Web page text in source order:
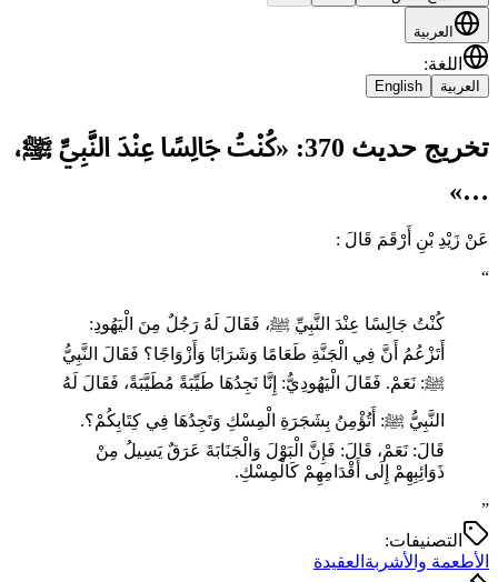
العربية
اللغة:
العربية English
تخريج حديث 370: «كُنْتُ جَالِسًا عِنْدَ النَّبِيِّ ﷺ،
…»
عَنْ زَيْدِ بْنِ أَرْقَمَ قَالَ :
“
كُنْتُ جَالِسًا عِنْدَ النَّبِيِّ ﷺ، فَقَالَ لَهُ رَجُلٌ مِنَ الْيَهُودِ:
أَتَزْعُمُ أَنَّ فِي الْجَنَّةِ طَعَامًا وَشَرَابًا وَأَزْوَاجًا؟ فَقَالَ النَّبِيُّ
ﷺ: نَعَمْ. فَقَالَ الْيَهُودِيُّ: إِنَّا نَجِدُهَا طَيِّبَةً مُطَيَّبَةً، فَقَالَ لَهُ
النَّبِيُّ ﷺ: أَتُؤْمِنُ بِشَجَرَةِ الْمِسْكِ وَتَجِدُهَا فِي كِتَابِكُمْ؟.
قَالَ: نَعَمْ، قَالَ: فَإِنَّ الْبَوْلَ وَالْجَنَابَةَ عَرَقٌ يَسِيلُ مِنْ
ذَوَائِبِهِمْ إِلَى أَقْدَامِهِمْ كَالْمِسْكِ.
”
التصنيفات:
الأطعمة والأشربة العقيدة